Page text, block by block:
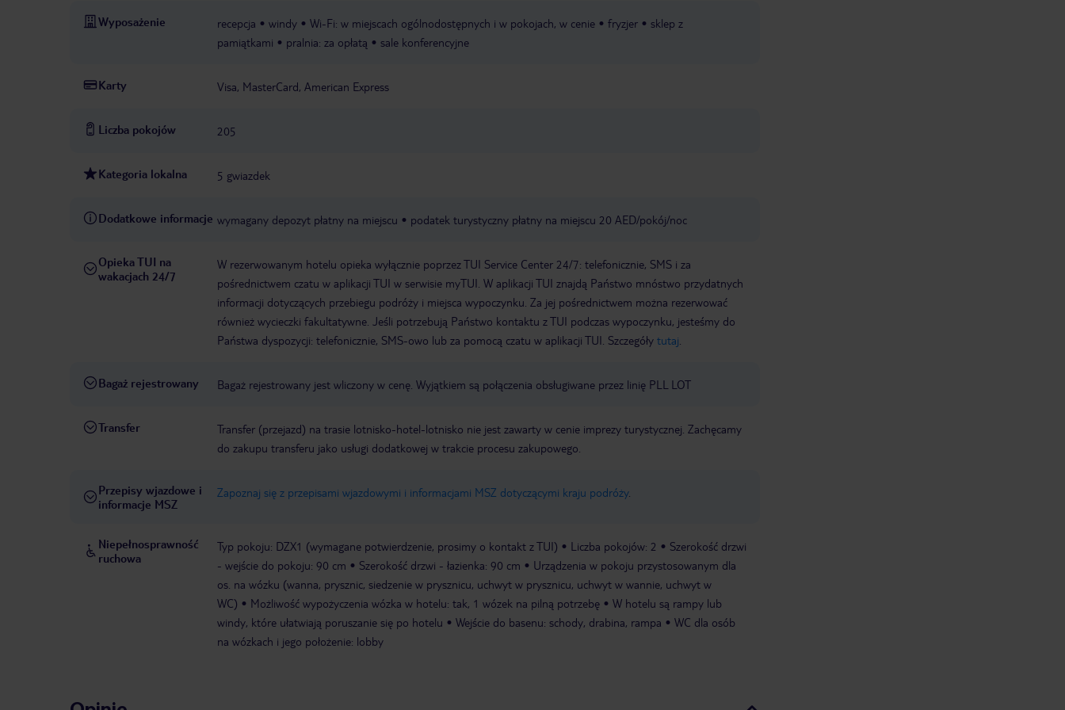
Wyposażenie recepcja windy Wi-Fi: w miejscach ogólnodostępnych i w pokojach, w cenie fryzjer
sklep z
pamiątkami
pralnia: za opłatą sale konferencyjne
Karty Visa, MasterCard, American Express
Liczba pokojów 205
Kategoria lokalna 5 gwiazdek
Dodatkowe informacje wymagany depozyt płatny na miejscu podatek turystyczny płatny na miejscu 20 AED/pokój/noc
Opieka TUI na
wakacjach 24/7
W rezerwowanym hotelu opieka wyłącznie poprzez TUI Service Center 24/7: telefonicznie, SMS i za
pośrednictwem czatu w aplikacji TUI w serwisie myTUI. W aplikacji TUI znajdą Państwo mnóstwo przydatnych
informacji dotyczących przebiegu podróży i miejsca wypoczynku. Za jej pośrednictwem można rezerwować
również wycieczki fakultatywne. Jeśli potrzebują Państwo kontaktu z TUI podczas wypoczynku, jesteśmy do
Państwa dyspozycji: telefonicznie, SMS-owo lub za pomocą czatu w aplikacji TUI. Szczegóły tutaj
Bagaż rejestrowany Bagaż rejestrowany jest wliczony w cenę. Wyjątkiem są połączenia obsługiwane przez linię PLL LOT
Transfer
Transfer (przejazd) na trasie lotnisko-hotel-lotnisko nie jest zawarty w cenie imprezy turystycznej. Zachęcamy
do zakupu transferu jako usługi dodatkowej w trakcie procesu zakupowego.
Przepisy wjazdowe i
informacje MSZ
Zapoznaj się z przepisami wjazdowymi i informacjami MSZ dotyczącymi kraju podróży.
Niepełnosprawność
ruchowa
Typ pokoju: DZX1 (wymagane potwierdzenie, prosimy o kontakt z TUI) Liczba pokojów: 2
Szerokość drzwi
- wejście do pokoju: 90 cm
Szerokość drzwi - łazienka: 90 cm
Urządzenia w pokoju przystosowanym dla
os. na wózku (wanna, prysznic, siedzenie w prysznicu, uchwyt w prysznicu, uchwyt w wannie, uchwyt w
WC)
Możliwość wypożyczenia wózka w hotelu: tak, 1 wózek na pilną potrzebę
W hotelu są rampy lub
windy, które ułatwiają poruszanie się po hotelu
Wejście do basenu: schody, drabina, rampa
WC dla osób
na wózkach i jego położenie: lobby